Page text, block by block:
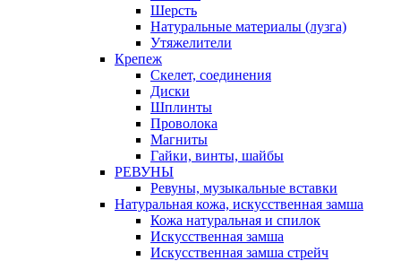
Шерсть
Натуральные материалы (лузга)
Утяжелители
Крепеж
Скелет, соединения
Диски
Шплинты
Проволока
Магниты
Гайки, винты, шайбы
РЕВУНЫ
Ревуны, музыкальные вставки
Натуральная кожа, искусственная замша
Кожа натуральная и спилок
Искусственная замша
Искусственная замша стрейч